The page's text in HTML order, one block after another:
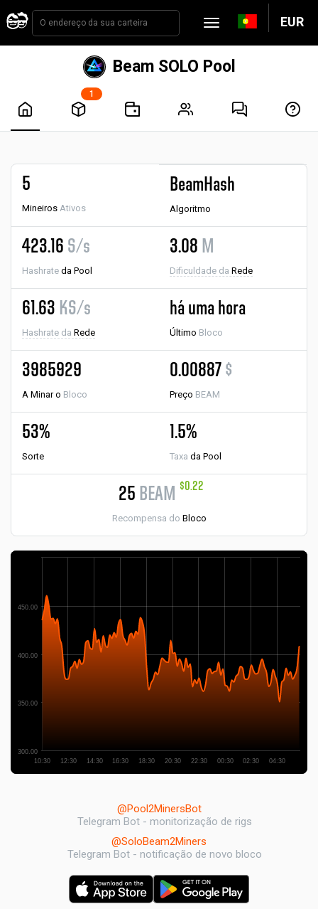
EUR
Beam SOLO Pool
1
5
Mineiros Ativos
BeamHash
Algoritmo
423.16 S/s
Hashrate da Pool
3.08 M
Dificuldade da Rede
61.63 KS/s
Hashrate da Rede
há uma hora
Último Bloco
3985929
A Minar o Bloco
0.00887 $
Preço BEAM
53%
Sorte
1.5%
Taxa da Pool
25 BEAM $0.22
Recompensa do Bloco
10:30 12:30 14:30 16:30 18:30 20:30 22:30 00:30 02:30 04:30
300.00
350.00
400.00
450.00
@Pool2MinersBot
Telegram Bot - monitorização de rigs
@SoloBeam2Miners
Telegram Bot - notificação de novo bloco